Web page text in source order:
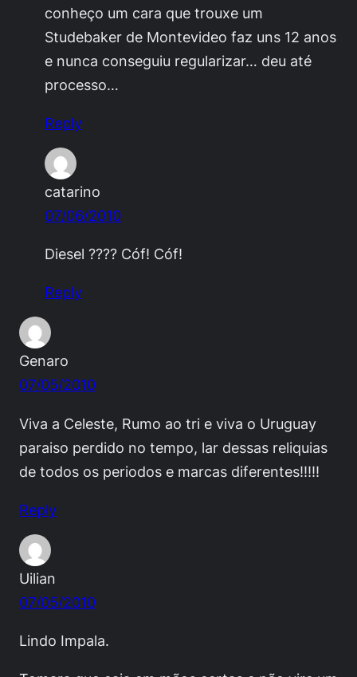
conheço um cara que trouxe um
Studebaker de Montevideo faz uns 12 anos
e nunca conseguiu regularizar… deu até
processo…
Reply
catarino
07/06/2010
Diesel ???? Cóf! Cóf!
Reply
Genaro
07/05/2010
Viva a Celeste, Rumo ao tri e viva o Uruguay
paraiso perdido no tempo, lar dessas reliquias
de todos os periodos e marcas diferentes!!!!!
Reply
Uilian
07/05/2010
Lindo Impala.